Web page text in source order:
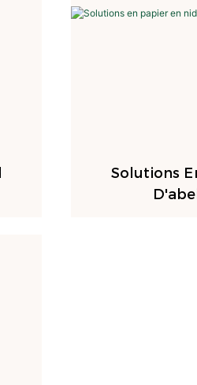
Solutions